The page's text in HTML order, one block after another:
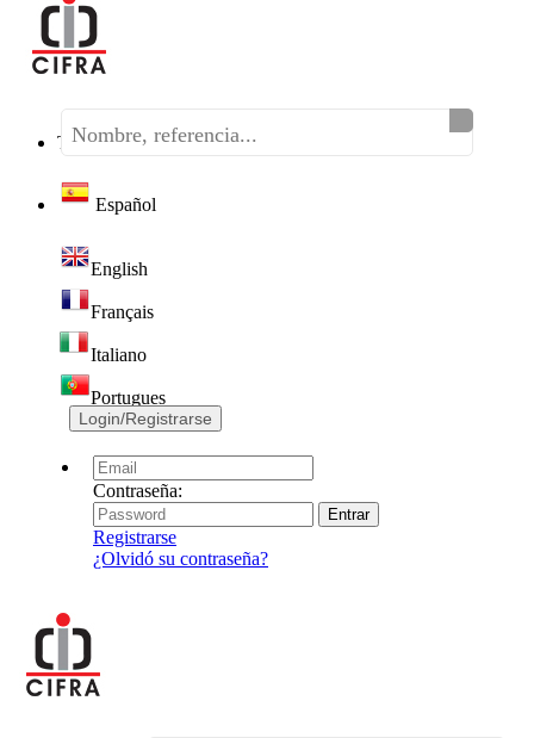
Teléfono:(+34) 968 320 046
Español
English
Français
Italiano
Portugues
Login/Registrarse
Contraseña:
Registrarse
¿Olvidó su contraseña?